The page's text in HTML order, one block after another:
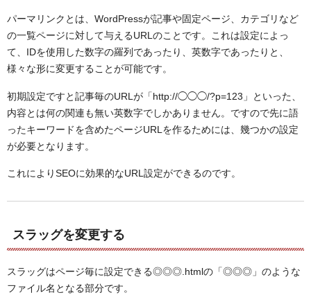
パーマリンクとは、WordPressが記事や固定ページ、カテゴリなど
の一覧ページに対して与えるURLのことです。これは設定によっ
て、IDを使用した数字の羅列であったり、英数字であったりと、
様々な形に変更することが可能です。
初期設定ですと記事毎のURLが「http://◯◯◯/?p=123」といった、
内容とは何の関連も無い英数字でしかありません。ですので先に語
ったキーワードを含めたページURLを作るためには、幾つかの設定
が必要となります。
これによりSEOに効果的なURL設定ができるのです。
スラッグを変更する
スラッグはページ毎に設定できる◎◎◎.htmlの「◎◎◎」のような
ファイル名となる部分です。